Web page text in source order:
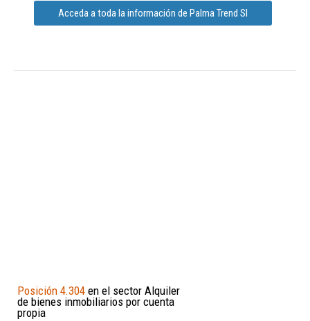
Acceda a toda la información de Palma Trend Sl
Posición 4.304 en el sector Alquiler
de bienes inmobiliarios por cuenta
propia